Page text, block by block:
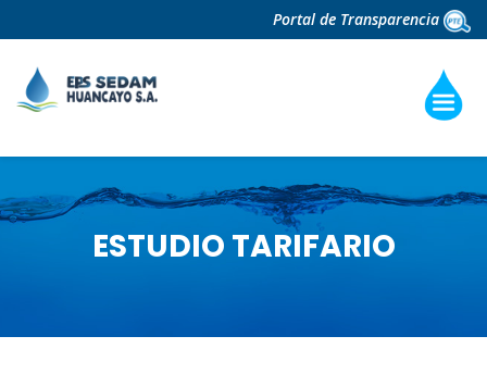
Portal de Transparencia
ESTUDIO TARIFARIO